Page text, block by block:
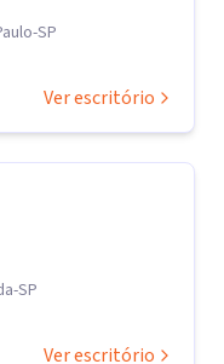
SP
Ver escritório
SP
Ver escritório